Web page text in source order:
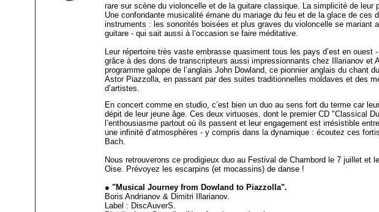
rare sur scène du violoncelle et de la guitare classique. La simplicité de leur
Une confondante musicalité émane du mariage du feu et de la glace de
instruments : les sonorités boisées et plus graves du violoncelle se
guitare - qui sait aussi à l’occasion se faire méditative.
Leur répertoire très vaste embrasse quasiment tous les pays d’est en
grâce à des dons de transcripteurs aussi impressionnants chez Illarianov
programme galope de l’anglais John Dowland, ce pionnier anglais du chant
Astor Piazzolla, en passant par des suites traditionnelles moldaves et des
d’artistes.
En concert comme en studio, c’est bien un duo au sens fort du terme car
dépit de leur jeune âge. Ces deux virtuoses, dont le premier CD "Classical
l’enthousiasme partout où ils passent et leur engagement est irrésistible
une infinité d’atmosphères - y compris dans la dynamique : écoutez ces
Bach.
Nous retrouverons ce prodigieux duo au Festival de Chambord le 7 juillet et
Oise. Prévoyez les escarpins (et mocassins) de danse !
● "Musical Journey from Dowland to Piazzolla".
Boris Andrianov & Dimitri Illarianov.
Label : DiscAuverS.